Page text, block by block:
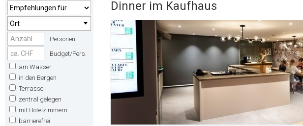
Ort
Personen
Budget/Pers.
am Wasser
in den Bergen
Terrasse
zentral gelegen
mit Hotelzimmern
barrierefrei
Dinner im Kaufhaus